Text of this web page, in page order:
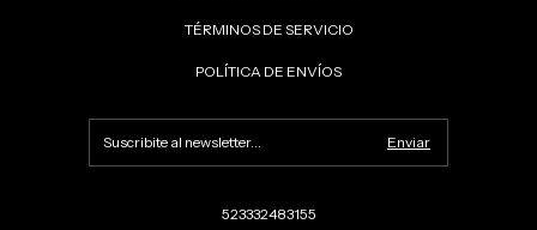
TÉRMINOS DE SERVICIO
POLÍTICA DE ENVÍOS
523332483155